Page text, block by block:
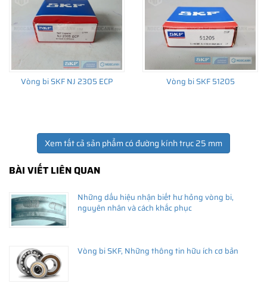
Vòng bi SKF NJ 2305 ECP Vòng bi SKF 51205
Xem tất cả sản phẩm có đường kính trục 25 mm
BÀI VIẾT LIÊN QUAN
Những dấu hiệu nhận biết hư hỏng vòng bi,
nguyên nhân và cách khắc phục
Vòng bi SKF, Những thông tin hữu ích cơ bản